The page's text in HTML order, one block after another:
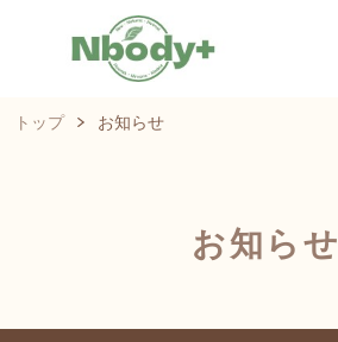
トップ お知らせ
お知らせ